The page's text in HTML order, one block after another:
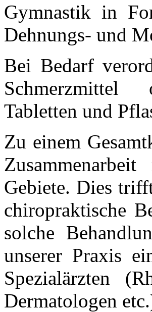
Gymnastik in
Dehnungs- und
Bei Bedarf
Schmerzmittel
Tabletten und
Zu einem
Gebiete. Dies
chiropraktische
solche
unserer Praxis
Spezialärzten
Dermatologen